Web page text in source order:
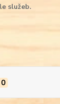
služeb.
0